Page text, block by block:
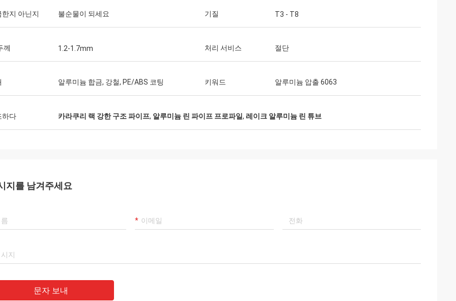
한지 아닌지 불순물이 되세요 기질 T3 - T8
께 1.2-1.7mm 처리 서비스 절단
알루미늄 합금, 강철, PE/ABS 코팅 키워드 알루미늄 압출 6063
하다 카라쿠리 랙 강한 구조 파이프, 알루미늄 린 파이프 프로파일, 레이크 알루미늄 린 튜브
지를 남겨주세요
문자 보내